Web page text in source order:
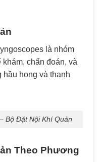
là nhóm
chẩn đoán, và
họng và thanh
Bộ Đặt Nội Khí Quản
Theo Phương